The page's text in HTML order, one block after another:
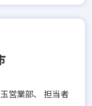
営業部、 担当者